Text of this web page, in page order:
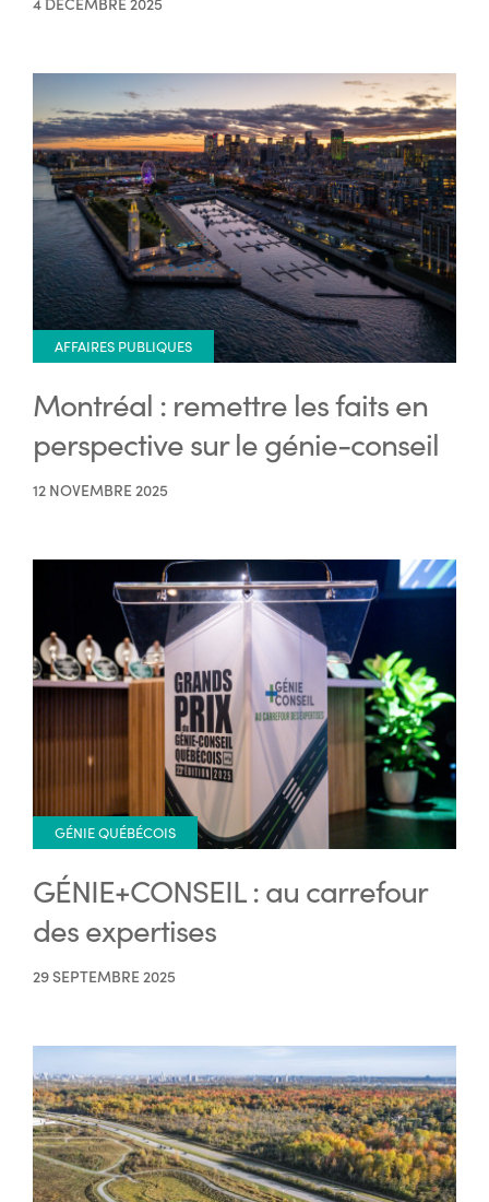
AFFAIRES PUBLIQUES
Montréal : remettre les faits en
perspective sur le génie-conseil
12 NOVEMBRE 2025
GÉNIE QUÉBÉCOIS
GÉNIE+CONSEIL : au carrefour
des expertises
29 SEPTEMBRE 2025